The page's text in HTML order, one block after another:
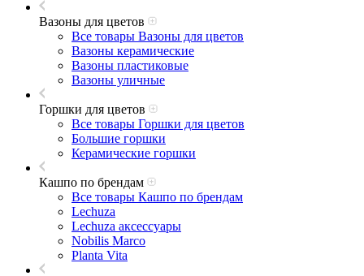
Вазоны для цветов
Все товары Вазоны для цветов
Вазоны керамические
Вазоны пластиковые
Вазоны уличные
Горшки для цветов
Все товары Горшки для цветов
Большие горшки
Керамические горшки
Кашпо по брендам
Все товары Кашпо по брендам
Lechuza
Lechuza аксессуары
Nobilis Marco
Planta Vita